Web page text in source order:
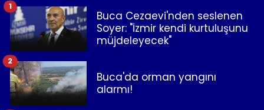
Buca Cezaevi'nden seslenen
Soyer: "İzmir kendi kurtuluşunu
müjdeleyecek"
1
Buca'da orman yangını
alarmı!
2